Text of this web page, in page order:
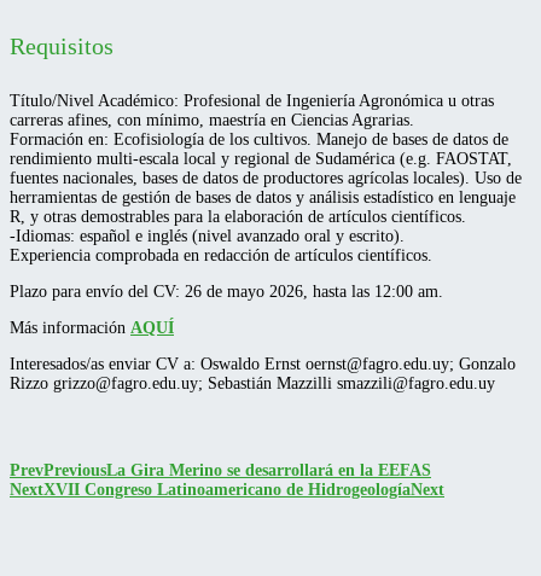
Requisitos
Título/Nivel Académico: Profesional de Ingeniería Agronómica u otras
carreras afines, con mínimo, maestría en Ciencias Agrarias.
Formación en: Ecofisiología de los cultivos. Manejo de bases de datos de
rendimiento multi-escala local y regional de Sudamérica (e.g. FAOSTAT,
fuentes nacionales, bases de datos de productores agrícolas locales). Uso de
herramientas de gestión de bases de datos y análisis estadístico en lenguaje
R, y otras demostrables para la elaboración de artículos científicos.
-Idiomas: español e inglés (nivel avanzado oral y escrito).
Experiencia comprobada en redacción de artículos científicos.
Plazo para envío del CV: 26 de mayo 2026, hasta las 12:00 am.
Más información AQUÍ
Interesados/as enviar CV a: Oswaldo Ernst oernst@fagro.edu.uy; Gonzalo
Rizzo grizzo@fagro.edu.uy; Sebastián Mazzilli smazzili@fagro.edu.uy
PrevPreviousLa Gira Merino se desarrollará en la EEFAS
NextXVII Congreso Latinoamericano de HidrogeologíaNext